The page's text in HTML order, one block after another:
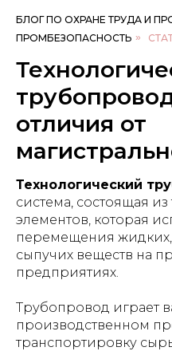
БЛОГ ПО ОХРАНЕ ТРУДА И
ПРОМБЕЗОПАСНОСТЬ »
отличия от
Технологический
система, состоящая
элементов, которая
перемещения жидких,
сыпучих веществ на
предприятиях.
Трубопровод играет
производственном
транспортировку